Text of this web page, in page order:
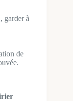
garder à
de